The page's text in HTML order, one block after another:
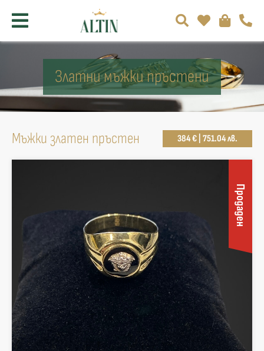
Златни мъжки пръстени
Мъжки златен пръстен 384 € | 751.04 лв.
Продаден